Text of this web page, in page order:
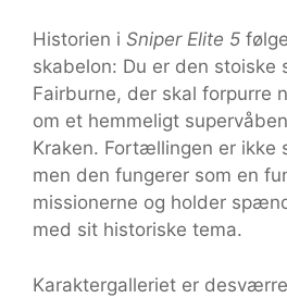
Historien i Sniper Elite 5
skabelon: Du er den stoiske
Fairburne, der skal forpurre
om et hemmeligt
Kraken. Fortællingen er ikke
men den fungerer som en
missionerne og holder
med sit historiske tema.
Karaktergalleriet er